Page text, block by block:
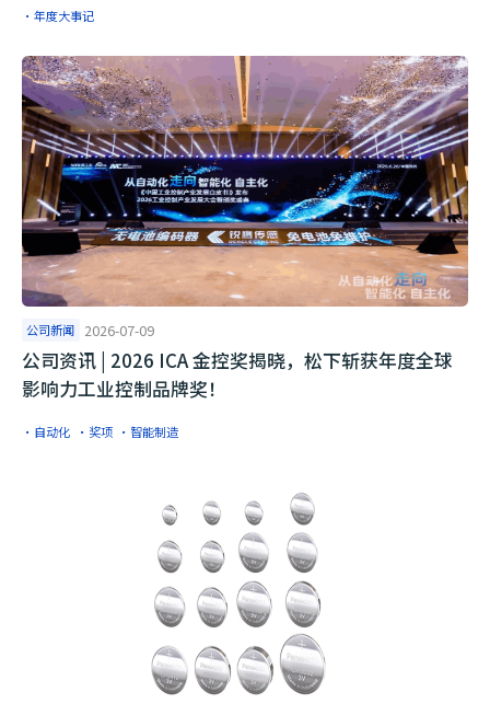
·年度大事记
公司新闻 2026-07-09
公司资讯 | 2026 ICA 金控奖揭晓，松下斩获年度全球
影响力工业控制品牌奖！
·自动化 ·奖项 ·智能制造